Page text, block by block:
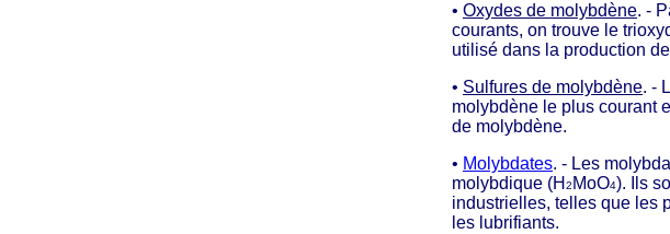
• Oxydes de molybdène. -
courants, on trouve le
utilisé dans la production
• Sulfures de molybdène. -
molybdène le plus courant
de molybdène.
• Molybdates. - Les
molybdique (H 2 MoO4). Ils
industrielles, telles que les
les lubrifiants.